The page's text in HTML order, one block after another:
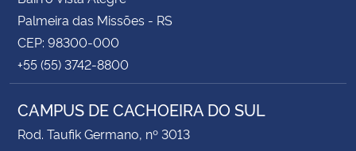
Palmeira das Missões - RS
CEP: 98300-000
+55 (55) 3742-8800
CAMPUS DE CACHOEIRA DO SUL
Rod. Taufik Germano, nº 3013